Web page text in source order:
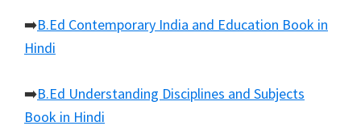
➡️B.Ed Contemporary India and Education Book in
Hindi
➡️B.Ed Understanding Disciplines and Subjects
Book in Hindi